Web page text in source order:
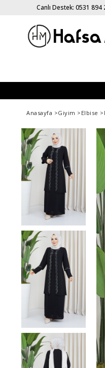
Canlı Destek: 0531 894
Anasayfa >Giyim > Elbise >